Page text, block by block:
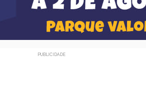
PUBLICIDADE